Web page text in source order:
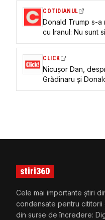
COTIDIANUL
Donald Trump s-
cu Iranul: Nu sunt
CLICK
Nicușor Dan,
Grădinaru și
Ce s-a întâmplat la
stiri360
Cele mai importante știri
condensate pentru cititorii
din surse de încredere: